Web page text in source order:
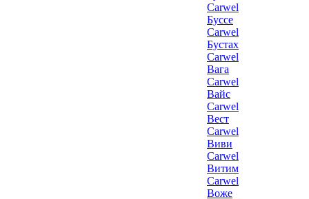
Carwel
Буссе
Carwel
Бустах
Carwel
Вага
Carwel
Вайс
Carwel
Вест
Carwel
Виви
Carwel
Витим
Carwel
Воже